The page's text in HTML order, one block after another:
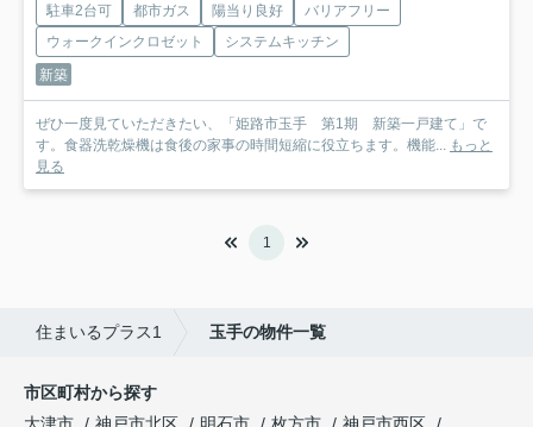
駐車2台可 都市ガス 陽当り良好
バリアフリー
ウォークインクロゼット
システムキッチン
新築
ぜひ一度見ていただきたい、「姫路市玉手 第1期 新築一戸建て」で
す。食器洗乾燥機は食後の家事の時間短縮に役立ちます。機能... もっと
見る
1
住まいるプラス1 玉手の物件一覧
市区町村から探す